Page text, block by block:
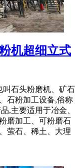
机超细立式
叫石头粉磨机、矿石
石粉加工设备,俗称
,主要适用于冶金、
磨加工、可粉磨石
萤石、稀土、大理